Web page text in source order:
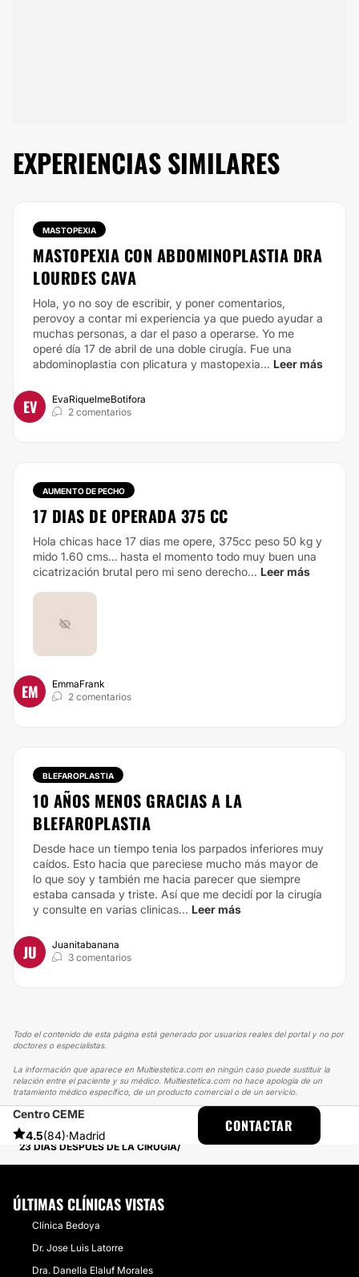
EXPERIENCIAS SIMILARES
MASTOPEXIA
MASTOPEXIA CON ABDOMINOPLASTIA DRA
LOURDES CAVA
Hola, yo no soy de escribir, y poner comentarios,
perovoy a contar mi experiencia ya que puedo ayudar a
muchas personas, a dar el paso a operarse. Yo me
operé día 17 de abril de una doble cirugía. Fue una
abdominoplastia con plicatura y mastopexia... Leer más
EV
EvaRiquelmeBotifora
2 comentarios
AUMENTO DE PECHO
17 DIAS DE OPERADA 375 CC
Hola chicas hace 17 dias me opere, 375cc peso 50 kg y
mido 1.60 cms… hasta el momento todo muy buen una
cicatrización brutal pero mi seno derecho... Leer más
EM
EmmaFrank
2 comentarios
BLEFAROPLASTIA
10 AÑOS MENOS GRACIAS A LA
BLEFAROPLASTIA
Desde hace un tiempo tenia los parpados inferiores muy
caídos. Esto hacia que pareciese mucho más mayor de
lo que soy y también me hacia parecer que siempre
estaba cansada y triste. Así que me decidí por la cirugía
y consulte en varias clinicas... Leer más
JU
Juanitabanana
3 comentarios
Todo el contenido de esta página está generado por usuarios reales del portal y no por
doctores o especialistas.
La información que aparece en Multiestetica.com en ningún caso puede sustituir la
relación entre el paciente y su médico. Multiestetica.com no hace apología de un
tratamiento médico específico, de un producto comercial o de un servicio.
Centro CEME
4.5(84)·Madrid
CONTACTAR
MULTIESTETICA
EXPERIENCIAS REALES SOBRE AUMENTO DE PECHO
23 DÍAS DESPUÉS DE LA CIRUGÍA
ÚLTIMAS CLÍNICAS VISTAS
Clínica Bedoya
Dr. Jose Luis Latorre
Dra. Danella Elaluf Morales